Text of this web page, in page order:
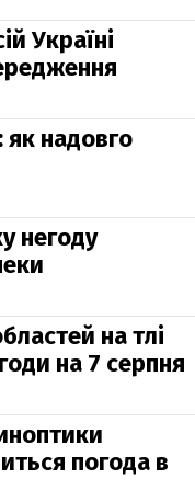
Україні
як надовго
негоду
на тлі
на 7 серпня
погода в